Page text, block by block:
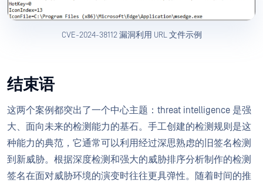
CVE-2024-38112 漏洞利用 URL 文件示例
结束语
这两个案例都突出了一个中心主题：threat intelligence 是强
大、面向未来的检测能力的基石。手工创建的检测规则是这
种能力的典范，它通常可以利用经过深思熟虑的旧签名检测
到新威胁。根据深度检测和强大的威胁排序分析制作的检测
签名在面对威胁环境的演变时往往更具弹性。随着时间的推